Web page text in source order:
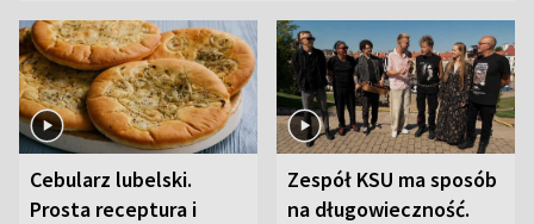
Cebularz lubelski.
Prosta receptura i
Zespół KSU ma sposób
na długowieczność.